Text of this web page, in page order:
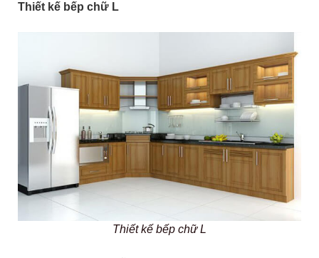
Thiết kế bếp chữ L
Thiết kế bếp chữ L